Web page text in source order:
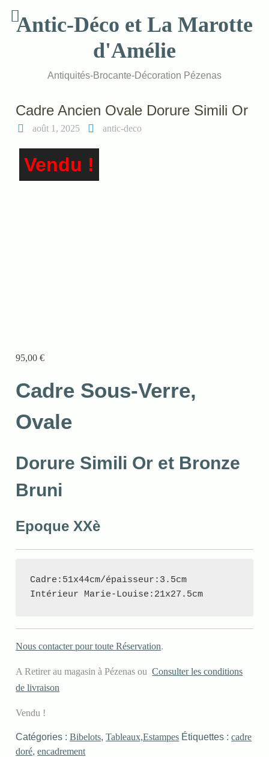
contentAntic-Déco et La Marotte
d'Amélie
Antiquités-Brocante-Décoration Pézenas
Cadre Ancien Ovale Dorure Simili Or
août 1, 2025 antic-deco
Vendu !
95,00€
Cadre Sous-Verre,
Ovale
Dorure Simili Or et Bronze
Bruni
Epoque XXè
Cadre:51x44cm/épaisseur:3.5cm
Intérieur Marie-Louise:21x27.5cm
Nous contacter pour toute Réservation.
A Retirer au magasin à Pézenas ouConsulter les conditions
de livraison
Vendu !
Catégories :Bibelots,Tableaux,Estampes Étiquettes :cadre
doré,encadrement